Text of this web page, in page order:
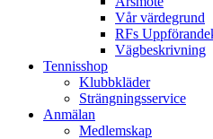
Vår värdegrund
RFs
Vägbeskrivning
Tennisshop
Klubbkläder
Strängningsservice
Anmälan
Medlemskap